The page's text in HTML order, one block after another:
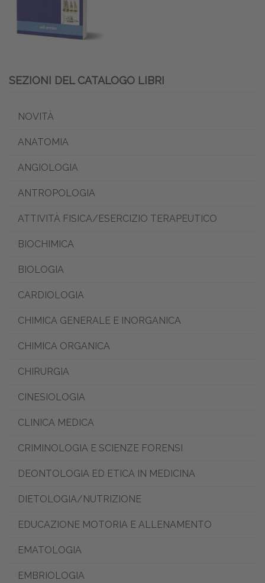
SEZIONI DEL CATALOGO LIBRI
NOVITÀ
ANATOMIA
ANGIOLOGIA
ANTROPOLOGIA
ATTIVITÀ FISICA/ESERCIZIO TERAPEUTICO
BIOCHIMICA
BIOLOGIA
CARDIOLOGIA
CHIMICA GENERALE E INORGANICA
CHIMICA ORGANICA
CHIRURGIA
CINESIOLOGIA
CLINICA MEDICA
CRIMINOLOGIA E SCIENZE FORENSI
DEONTOLOGIA ED ETICA IN MEDICINA
DIETOLOGIA/NUTRIZIONE
EDUCAZIONE MOTORIA E ALLENAMENTO
EMATOLOGIA
EMBRIOLOGIA